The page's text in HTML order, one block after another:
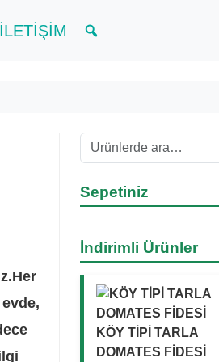
İLETİŞİM
Ara:
Sepetiniz
İndirimli Ürünler
KÖY TİPİ TARLA
DOMATES FİDESİ